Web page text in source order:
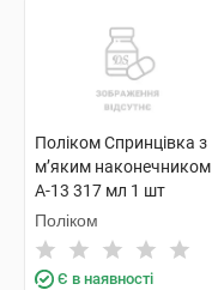
Поліком Спринцівка з
м’яким наконечником
А-13 317 мл 1 шт
Поліком
Є в наявності